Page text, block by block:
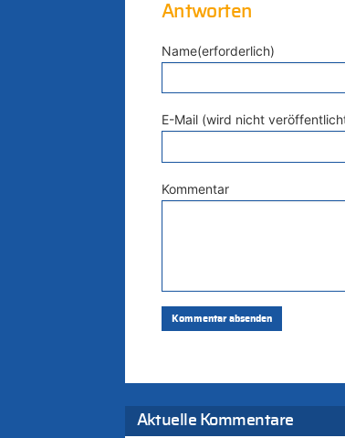
Antworten
Name(erforderlich)
E-Mail (wird nicht
Kommentar
Aktuelle Kommentare